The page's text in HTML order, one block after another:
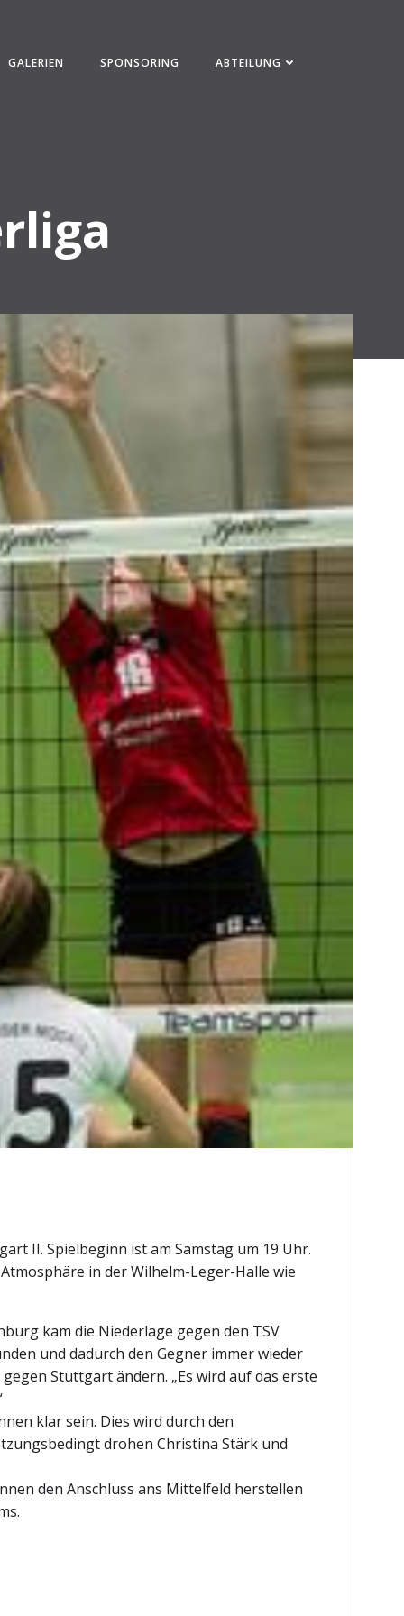
GALERIEN SPONSORING ABTEILUNG
II. Spielbeginn ist am Samstag um 19 Uhr.
in der Wilhelm-Leger-Halle wie
kam die Niederlage gegen den TSV
und dadurch den Gegner immer wieder
Stuttgart ändern. „Es wird auf das erste
klar sein. Dies wird durch den
drohen Christina Stärk und
den Anschluss ans Mittelfeld herstellen